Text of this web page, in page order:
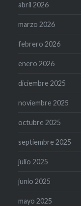
abril 2026
marzo 2026
febrero 2026
enero 2026
diciembre 2025
noviembre 2025
octubre 2025
septiembre 2025
julio 2025
junio 2025
mayo 2025